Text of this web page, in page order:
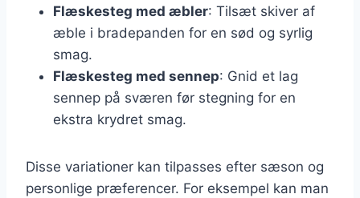
Flæskesteg med æbler: Tilsæt skiver af
æble i bradepanden for en sød og syrlig
smag.
Flæskesteg med sennep: Gnid et lag
sennep på sværen før stegning for en
ekstra krydret smag.
Disse variationer kan tilpasses efter sæson og
personlige præferencer. For eksempel kan man